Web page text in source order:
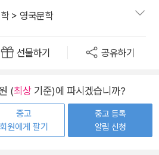
> 영국문학
선물하기 공유하기
(최상 기준)에 파시겠습니까?
중고
회원에게 팔기
중고 등록
알림 신청